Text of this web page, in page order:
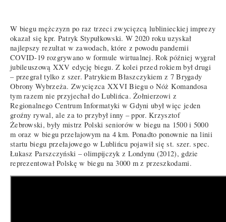
W biegu mężczyzn po raz trzeci zwycięzcą lublinieckiej imprezy
okazał się kpr. Patryk Stypułkowski. W 2020 roku uzyskał
najlepszy rezultat w zawodach, które z powodu pandemii
COVID-19 rozgrywano w formule wirtualnej. Rok później wygrał
jubileuszową XXV edycję biegu. Z kolei przed rokiem był drugi
– przegrał tylko z szer. Patrykiem Błaszczykiem z 7 Brygady
Obrony Wybrzeża. Zwycięzca XXVI Biegu o Nóż Komandosa
tym razem nie przyjechał do Lublińca. Żołnierzowi z
Regionalnego Centrum Informatyki w Gdyni ubył więc jeden
groźny rywal, ale za to przybył inny – ppor. Krzysztof
Żebrowski, były mistrz Polski seniorów w biegu na 1500 i 5000
m oraz w biegu przełajowym na 4 km. Ponadto ponownie na linii
startu biegu przełajowego w Lublińcu pojawił się st. szer. spec.
Łukasz Parszczyński – olimpijczyk z Londynu (2012), gdzie
reprezentował Polskę w biegu na 3000 m z przeszkodami.